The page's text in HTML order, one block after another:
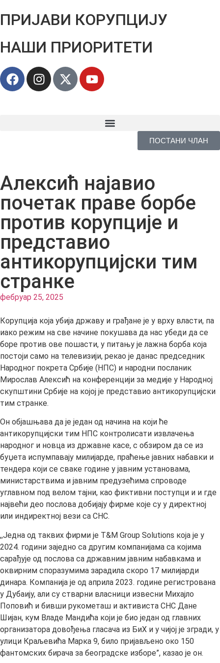
ПРИЈАВИ КОРУПЦИЈУ
НАШИ ПРИОРИТЕТИ
ПОСТАНИ ЧЛАН
Алексић најавио
почетак праве борбе
против корупције и
представио
антикорупцијски тим
странке
фебруар 25, 2025
Корупција која убија државу и грађане је у врху власти, па
иако режим на све начине покушава да нас убеди да се
боре против ове пошасти, у питању је лажна борба која
постоји само на телевизији, рекао је данас председник
Народног покрета Србије (НПС) и народни посланик
Мирослав Алексић на конференцији за медије у Народној
скупштини Србије на којој је представио антикорупцијски
тим странке.
Он објашњава да је један од начина на који ће
антикорупцијски тим НПС контролисати извлачења
народног и новца из државне касе, с обзиром да се из
буџета испумпавају милијарде, праћење јавних набавки и
тендера који се сваке године у јавним установама,
министарствима и јавним предузећима спроводе
углавном под велом тајни, као фиктивни поступци и и где
највећи део послова добијају фирме које су у директној
или индиректној вези са СНС.
,,Jедна од таквих фирми је T&M Group Solutions која је у
2024. години заједно са другим компанијама са којима
сарађује од послова са државним јавним набавкама и
оквирним споразумима зарадила скоро 17 милијарди
динара. Компанија је од априла 2023. године регистрована
у Дубаију, али су стварни власници извесни Михајло
Поповић и бивши рукометаш и активиста СНС Дане
Шијан, кум Владе Мандића који је био један од главних
организатора довођења гласача из БиХ и у чијој је згради, у
улици Краљевића Марка 9, било пријављено око 150
фантомских бирача за београдске изборе”, казао је он.